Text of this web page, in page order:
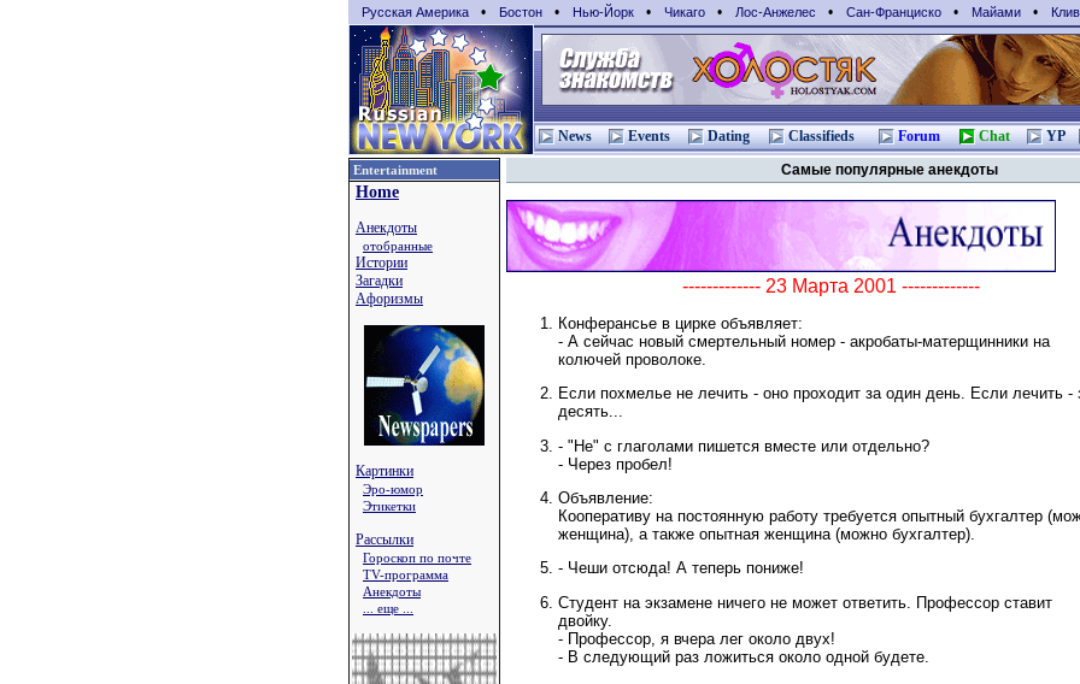
Русская Америка • Бостон • Нью-Йорк • Чикаго • Лос-Анжелес • Сан-Франциcко • Майами •
News Events Dating Classifieds Forum Chat YP
Entertainment
Home
Анекдоты
отобранные
Истории
Загадки
Афоризмы
Картинки
Эро-юмор
Этикетки
Рассылки
Гороскоп по почте
TV-программа
Анекдоты
... еще ...
Самые популярные анекдоты
------------- 23 Марта 2001 -------------
Конферансье в цирке объявляет:
- А сейчас новый смертельный номер - акробаты-матерщинники на
колючей проволоке.
Если похмелье не лечить - оно проходит за один день. Если лечить -
десять...
- "Не" с глаголами пишется вместе или отдельно?
- Через пробел!
Объявление:
Кооперативу на постоянную работу требуется опытный бухгалтер
женщина), а также опытная женщина (можно бухгалтер).
- Чеши отсюда! А теперь пониже!
Студент на экзамене ничего не может ответить. Профессор ставит
двойку.
- Профессор, я вчера лег около двух!
- В следующий раз ложиться около одной будете.